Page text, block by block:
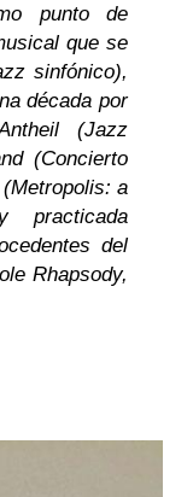
punto de
que se
sinfónico),
década por
(Jazz
(Concierto
a
practicada
del
Rhapsody,